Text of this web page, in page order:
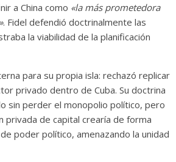
a China como «la más prometedora
. Fidel defendió doctrinalmente las
la viabilidad de la planificación
para su propia isla: rechazó replicar
privado dentro de Cuba. Su doctrina
sin perder el monopolio político, pero
privada de capital crearía de forma
poder político, amenazando la unidad